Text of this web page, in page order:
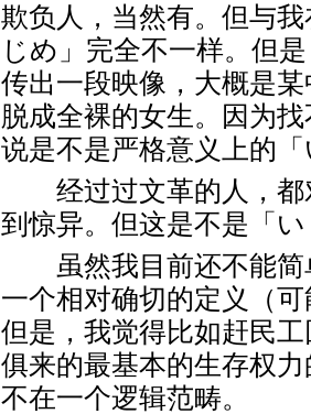
欺负人，当然有。但与
じめ」完全不一样。但
传出一段映像，大概是
脱成全裸的女生。因为
说是不是严格意义上的
经过过文革的人，
到惊异。但这是不是「
虽然我目前还不能
一个相对确切的定义（
但是，我觉得比如赶民
俱来的最基本的生存权
不在一个逻辑范畴。